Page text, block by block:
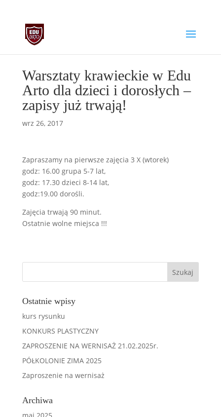
Warsztaty krawieckie w Edu
Arto dla dzieci i dorosłych –
zapisy już trwają!
wrz 26, 2017
Zapraszamy na pierwsze zajęcia 3 X (wtorek)
godz: 16.00 grupa 5-7 lat,
godz: 17.30 dzieci 8-14 lat,
godz:19.00 dorośli.
Zajęcia trwają 90 minut.
Ostatnie wolne miejsca !!!
Ostatnie wpisy
kurs rysunku
KONKURS PLASTYCZNY
ZAPROSZENIE NA WERNISAŻ 21.02.2025r.
PÓŁKOLONIE ZIMA 2025
Zaproszenie na wernisaż
Archiwa